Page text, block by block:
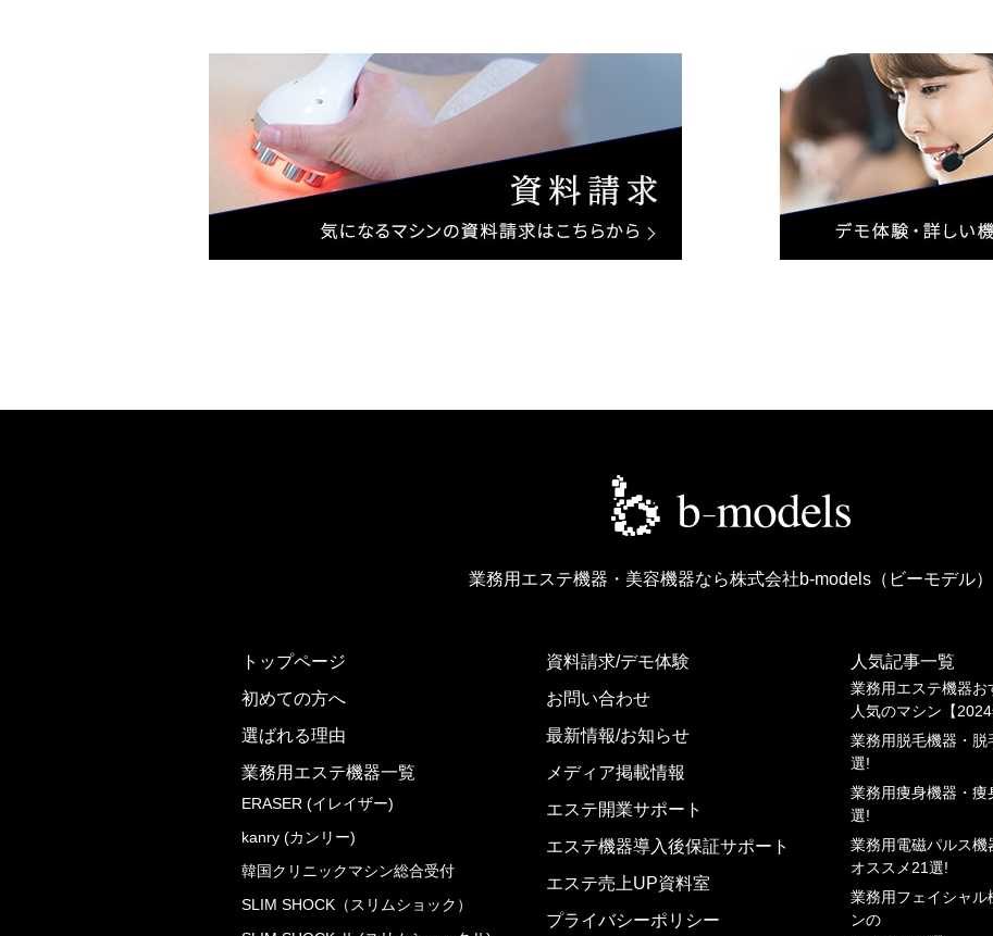
業務用エステ機器・美容機器なら株式会社b-models（ビーモデル）
トップページ
初めての方へ
選ばれる理由
業務用エステ機器一覧
ERASER (イレイザー)
kanry (カンリー)
韓国クリニックマシン総合受付
SLIM SHOCK（スリムショック）
資料請求/デモ体験
お問い合わせ
最新情報/お知らせ
メディア掲載情報
エステ開業サポート
エステ機器導入後保証サポート
エステ売上UP資料室
プライバシーポリシー
人気記事一覧
業務⽤エステ機器お
⼈気のマシン【2024
業務⽤脱⽑機器・
選!
業務⽤痩⾝機器・
選!
業務⽤電磁パルス
オススメ21選!
業務⽤フェイシャル
ンの